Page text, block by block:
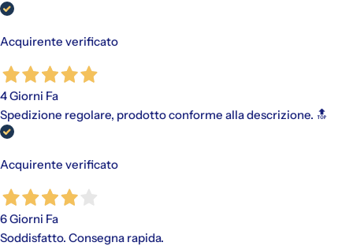
Acquirente verificato
4 Giorni Fa
Spedizione regolare, prodotto conforme alla descrizione. 🔝
Acquirente verificato
6 Giorni Fa
Soddisfatto. Consegna rapida.